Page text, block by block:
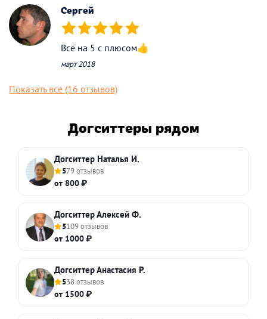
Сергей
(*) (*) (*) (*) (*)
Всё на 5 с плюсом👍
март 2018
Показать все (16 отзывов)
Догситтеры рядом
Догситтер Наталья И.
579 отзывов
от 800 ₽
Догситтер Алексей Ф.
5109 отзывов
от 1000 ₽
Догситтер Анастасия Р.
538 отзывов
от 1500 ₽